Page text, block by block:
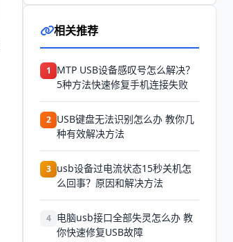
相关推荐
1
MTP USB设备感叹号怎么解决？
5种方法快速修复手机连接失败
2 USB键盘无法识别怎么办 教你几
种有效解决方法
3 usb设备过电流状态15秒关机怎
么回事？原因和解决方法
4 电脑usb接口全部失灵怎么办 教
你快速修复USB故障